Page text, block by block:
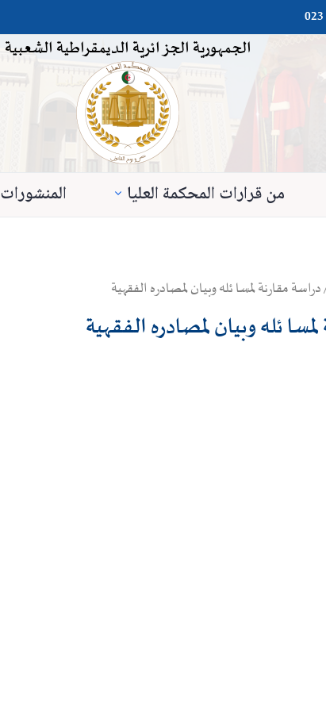
الجمهورية الجزائرية الديمقراطية الشعبية
من قرارات المحكمة العليا المنشورات
مقارنة لمسا ئله وبيان لمصادره الفقهية
ئله وبيان لمصادره الفقهية